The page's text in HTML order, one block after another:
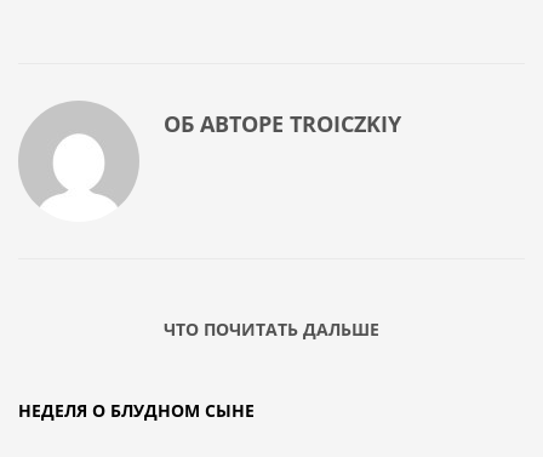
ОБ АВТОРЕ TROICZKIY
ЧТО ПОЧИТАТЬ ДАЛЬШЕ
НЕДЕЛЯ О БЛУДНОМ СЫНЕ